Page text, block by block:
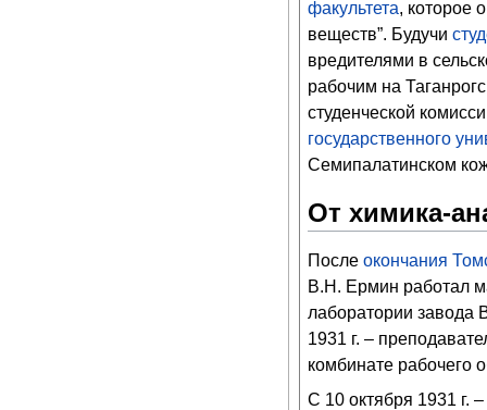
факультета, которое
веществ”. Будучи
вредителями в
рабочим на
студенческой
государственного
Семипалатинском
От химика-
После окончания
В.Н. Ермин работал
лаборатории завода
1931 г. –
комбинате рабочего
С 10 октября 1931 г. –